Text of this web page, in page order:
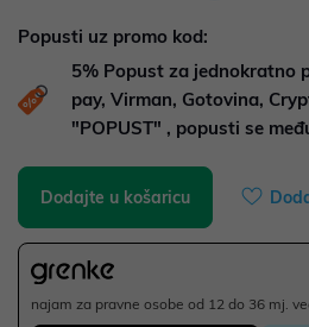
Popusti uz promo kod:
5% Popust za jednokratno
pay, Virman, Gotovina,
"POPUST" , popusti se
Dodajte u košaricu
najam za pravne osobe od 12 do 36 mj.